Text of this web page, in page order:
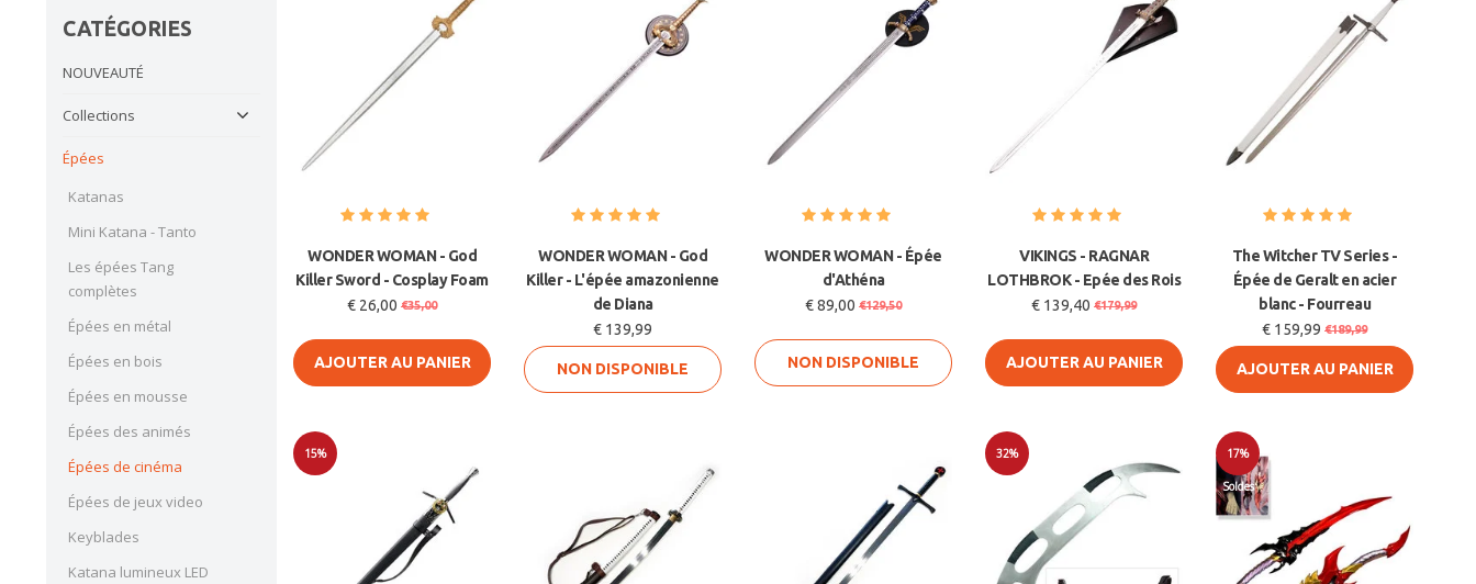
CATÉGORIES
NOUVEAUTÉ
Collections
Épées
Katanas
Mini Katana - Tanto
Les épées Tang
complètes
Épées en métal
Épées en bois
Épées en mousse
Épées des animés
Épées de cinéma
Épées de jeux video
Keyblades
Katana lumineux LED
WONDER WOMAN - God
Killer Sword - Cosplay Foam
€ 26,00 €35,00
AJOUTER AU PANIER
WONDER WOMAN - God
Killer - L'épée amazonienne
de Diana
€ 139,99
NON DISPONIBLE
WONDER WOMAN - Épée
d'Athéna
€ 89,00 €129,50
NON DISPONIBLE
VIKINGS - RAGNAR
LOTHBROK - Epée des Rois
€ 139,40 €179,99
AJOUTER AU PANIER
The Witcher TV Series -
Épée de Geralt en acier
blanc - Fourreau
€ 159,99 €189,99
AJOUTER AU PANIER
15% 32% 17%
Soldes